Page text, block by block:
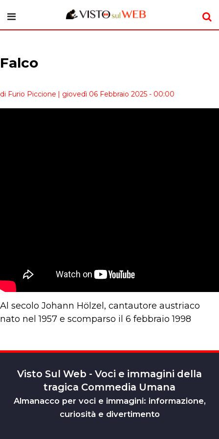
Falco
di Furio Piccione | giovedì 06 Febbraio 2025 - 00:00
Al secolo Johann Hölzel, cantautore austriaco
nato nel 1957 e scomparso il 6 febbraio 1998
Visto Sul Web - Voci e immagini della
tragica Commedia Umana
Almanacco per voci e immagini: informazione,
curiosità e divertimento